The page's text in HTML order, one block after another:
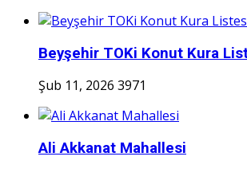
Beyşehir TOKi Konut Kura
Şub 11, 2026 3971
Ali Akkanat Mahallesi